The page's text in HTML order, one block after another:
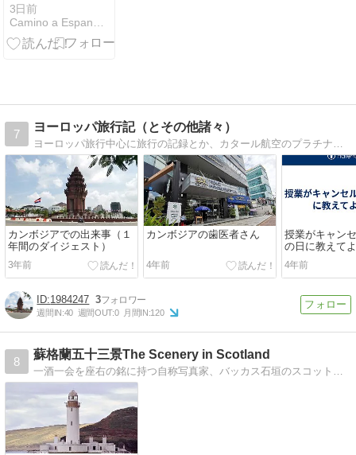
ョンをもう一
度確認してみ
た～出発・マ
に行く準備 9
3日前
Camino a Espana〜スペインへの道〜
7
ヨーロッパ旅行記（とその他諸々）
カンボジアでの出来事（１
年間のダイジェスト）
3年前
カンボジアの歯医者さん
4年前
授業がキャン
の日に教えて
4年前
1984247 3
週間IN:40 週間OUT:0 月間IN:120
8
蘇格蘭五十三景The Scenery in Scotland